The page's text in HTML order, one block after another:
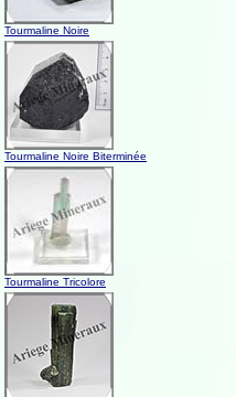
Tourmaline Noire
Tourmaline Noire Biterminée
Tourmaline Tricolore